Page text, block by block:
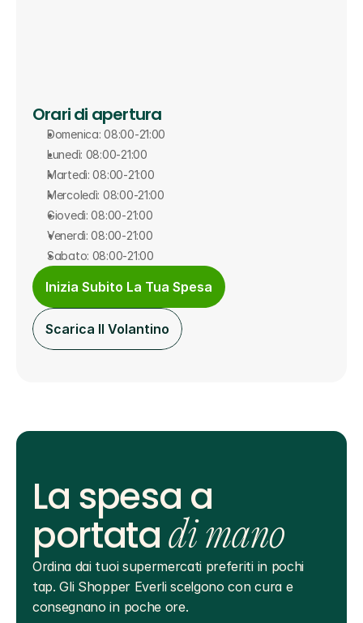
Orari di apertura
Domenica: 08:00-21:00
Lunedì: 08:00-21:00
Martedì: 08:00-21:00
Mercoledì: 08:00-21:00
Giovedì: 08:00-21:00
Venerdì: 08:00-21:00
Sabato: 08:00-21:00
Inizia Subito La Tua Spesa
Scarica Il Volantino
La spesa a
portatadi mano
Ordina dai tuoi supermercati preferiti in pochi
tap. Gli Shopper Everli scelgono con cura e
consegnano in poche ore.